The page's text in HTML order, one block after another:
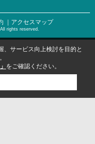
｜アクセスマップ
rights reserved.
、サービス向上検討を目的と
をご確認ください。